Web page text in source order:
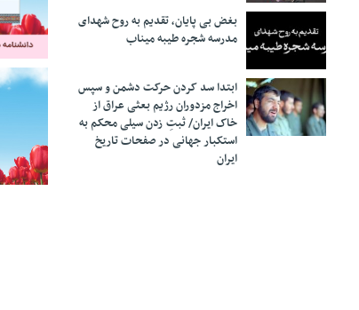
بغض بی پایان، تقدیم به روح شهدای
مدرسه شجره طیبه میناب
ابتدا سد کردن حرکت دشمن و سپس
اخراج مزدوران رژیم بعثی عراق از
خاک ایران/ ثبتِ زدن سیلی محکم به
استکبار جهانی در صفحات تاریخ
ایران